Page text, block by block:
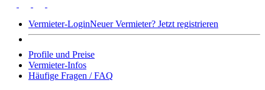
Vermieter-LoginNeuer Vermieter? Jetzt registrieren
Profile und Preise
Vermieter-Infos
Häufige Fragen / FAQ